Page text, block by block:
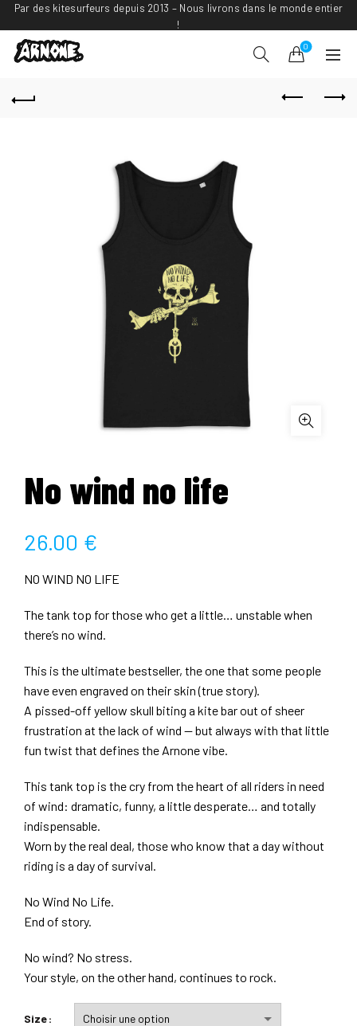
Par des kitesurfeurs depuis 2013 – Nous livrons dans le monde entier
!
0
No wind no life
26.00 €
NO WIND NO LIFE
The tank top for those who get a little… unstable when
there’s no wind.
This is the ultimate bestseller, the one that some people
have even engraved on their skin (true story).
A pissed-off yellow skull biting a kite bar out of sheer
frustration at the lack of wind — but always with that little
fun twist that defines the Arnone vibe.
This tank top is the cry from the heart of all riders in need
of wind: dramatic, funny, a little desperate… and totally
indispensable.
Worn by the real deal, those who know that a day without
riding is a day of survival.
No Wind No Life.
End of story.
No wind? No stress.
Your style, on the other hand, continues to rock.
Size